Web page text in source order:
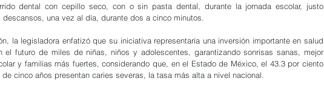
dental con cepillo seco, con o sin pasta dental, durante la jornada escolar, justo
una vez al día, durante dos a cinco minutos.
la legisladora enfatizó que su iniciativa representaría una inversión importante en salud
el futuro de miles de niñas, niños y adolescentes, garantizando sonrisas sanas, mejor
y familias más fuertes, considerando que, en el Estado de México, el 43.3 por ciento
cinco años presentan caries severas, la tasa más alta a nivel nacional.